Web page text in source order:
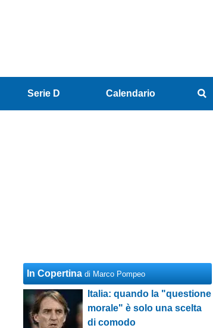
Serie D Calendario
In Copertina di Marco Pompeo
Italia: quando la "questione
morale" è solo una scelta
di comodo